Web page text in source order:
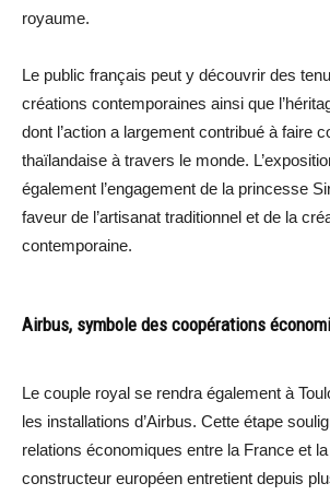
royaume.
Le public français peut y découvrir des
créations contemporaines ainsi que
dont l’action a largement contribué à faire
thaïlandaise à travers le monde.
également l’engagement de la princesse
faveur de l’artisanat traditionnel et de la
contemporaine.
Airbus, symbole des coopérations
Le couple royal se rendra également à
les installations d’Airbus. Cette étape
relations économiques entre la France et
constructeur européen entretient depuis